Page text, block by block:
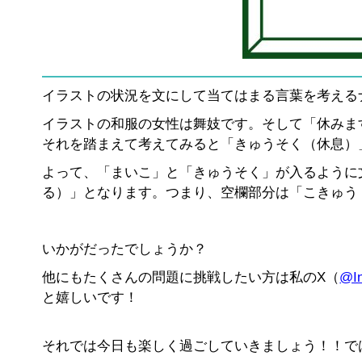
イラストの状況を文にして当てはまる言葉を考え
イラストの和服の女性は舞妓です。そして「休み
それを踏まえて考えてみると「きゅうそく（休息
よって、「まいこ」と「きゅうそく」が入るよう
る）」となります。つまり、空欄部分は「こきゅ
いかがだったでしょうか？
他にもたくさんの問題に挑戦したい方は私のX（
と嬉しいです！
それでは今日も楽しく過ごしていきましょう！！